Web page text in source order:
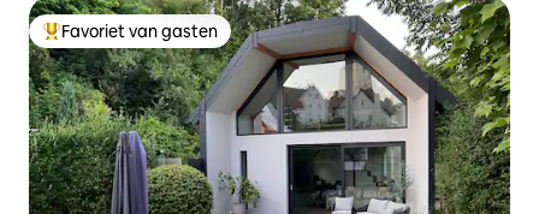
Topfavoriet van gasten
Favoriet van gasten